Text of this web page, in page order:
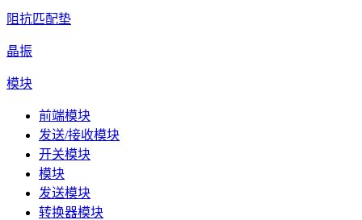
阻抗匹配垫
晶振
模块
前端模块
发送/接收模块
开关模块
模块
发送模块
转换器模块